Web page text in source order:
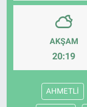
AKŞAM
20:19
AHMETLİ